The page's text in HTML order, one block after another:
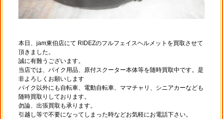
本日、jam東伯店にて RIDEZのフルフェイスヘルメットを買取させて
頂きました。
誠に有難うございます。
当店では、バイク用品、原付スクーター本体等を随時買取中です。是
非よろしくお願いします
バイク以外にも自転車、電動自転車、ママチャリ、シニアカーなども
随時買取りしております。
勿論、出張買取も承ります。
引越し等で不要になってしまった時などお気軽にお電話下さい。